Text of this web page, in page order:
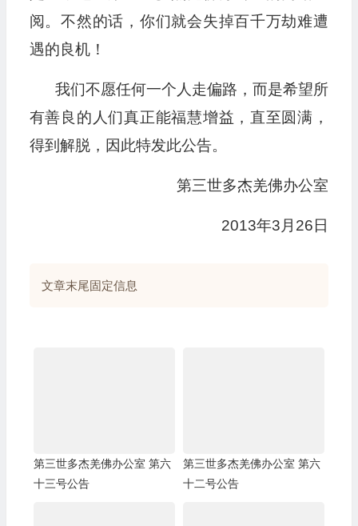
阅。不然的话，你们就会失掉百千万劫难遭
遇的良机！
我们不愿任何一个人走偏路，而是希望所
有善良的人们真正能福慧增益，直至圆满，
得到解脱，因此特发此公告。
第三世多杰羌佛办公室
2013年3月26日
文章末尾固定信息
第三世多杰羌佛办公室 第六
十三号公告
第三世多杰羌佛办公室 第六
十二号公告